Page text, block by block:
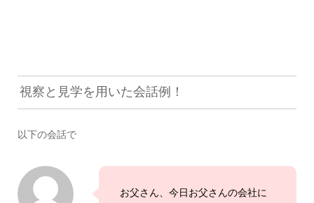
視察と見学を用いた会話例！
以下の会話で
お父さん、今日お父さんの会社に